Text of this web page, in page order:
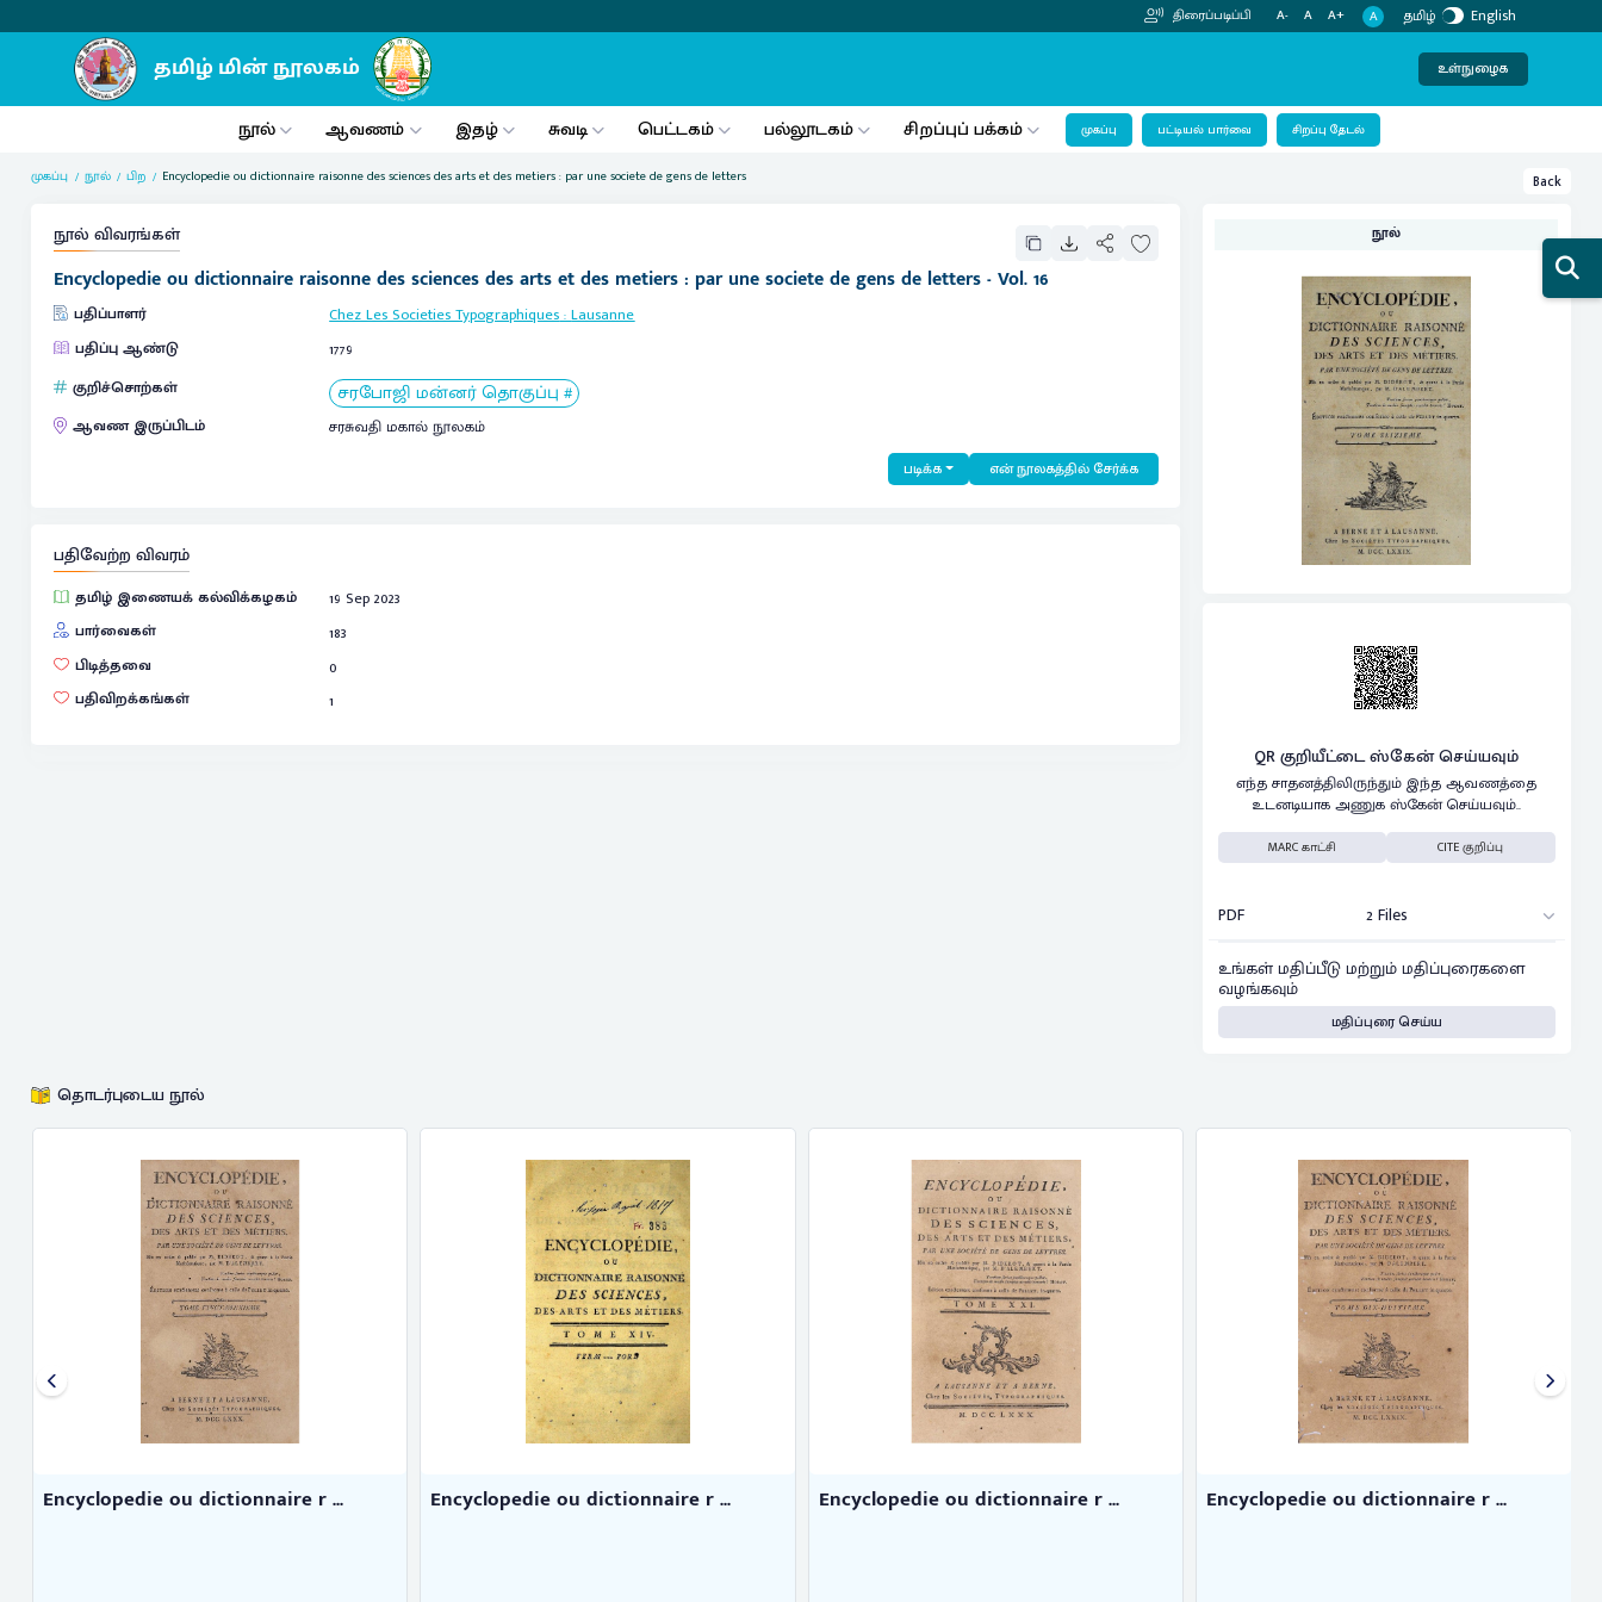
திரைப்படிப்பி A- A A+ A தமிழ் English
உள்நுழைக
நூல் ஆவணம் இதழ் சுவடி பெட்டகம் பல்லூடகம் சிறப்புப் பக்கம் முகப்பு பட்டியல் பார்வை சிறப்பு தேடல்
முகப்பு நூல் பிற Encyclopedie ou dictionnaire raisonne des sciences des arts et des metiers : par une societe de gens de letters Back
நூல் விவரங்கள்
Encyclopedie ou dictionnaire raisonne des sciences des arts et des metiers : par une societe de gens de letters - Vol. 16
பதிப்பாளர் Chez Les Societies Typographiques:Lausanne
பதிப்பு ஆண்டு
1779
குறிச்சொற்கள்
சரபோஜி மன்னர் தொகுப்பு #
ஆவண இருப்பிடம் சரசுவதி மகால் நூலகம்
படிக்க என் நூலகத்தில் சேர்க்க
பதிவேற்ற விவரம்
தமிழ் இணையக் கல்விக்கழகம்
19 Sep 2023
பார்வைகள்
183
பிடித்தவை
0
பதிவிறக்கங்கள்
1
நூல்
QR குறியீட்டை ஸ்கேன் செய்யவும்
எந்த சாதனத்திலிருந்தும் இந்த ஆவணத்தை
உடனடியாக அணுக ஸ்கேன் செய்யவும்..
MARC காட்சி CITE குறிப்பு
PDF 2 Files
உங்கள் மதிப்பீடு மற்றும் மதிப்புரைகளை
வழங்கவும்
மதிப்புரை செய்ய
தொடர்புடைய நூல்
Encyclopedie ou dictionnaire r ... Encyclopedie ou dictionnaire r ... Encyclopedie ou dictionnaire r ... Encyclopedie ou dictionnaire r ...